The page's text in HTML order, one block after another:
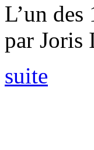
L’un
par Joris
suite